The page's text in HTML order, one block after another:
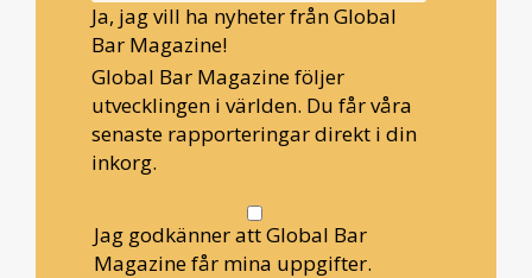
Ja, jag vill ha nyheter från Global
Bar Magazine!
Global Bar Magazine följer
utvecklingen i världen. Du får våra
senaste rapporteringar direkt i din
inkorg.
Jag godkänner att Global Bar
Magazine får mina uppgifter.